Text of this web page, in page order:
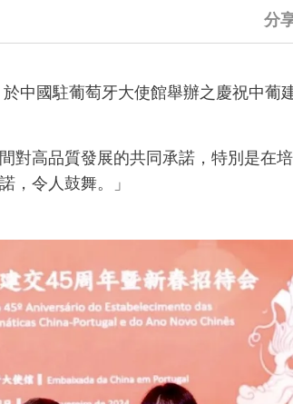
分
中國駐葡萄牙大使館舉辦之慶祝中葡
對高品質發展的共同承諾，特別是在
，令人鼓舞。」